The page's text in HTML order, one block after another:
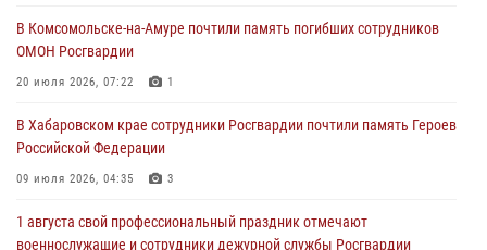
За прошедшую неделю в Хабаровском крае росгвардейцы провели
свыше 120 проверок условий хранения оружия
В Комсомольске-на-Амуре почтили память погибших сотрудников
ОМОН Росгвардии
20 июля 2026, 07:22 1
В Хабаровском крае сотрудники Росгвардии почтили память Героев
Российской Федерации
09 июля 2026, 04:35 3
1 августа свой профессиональный праздник отмечают
военнослужащие и сотрудники дежурной службы Росгвардии